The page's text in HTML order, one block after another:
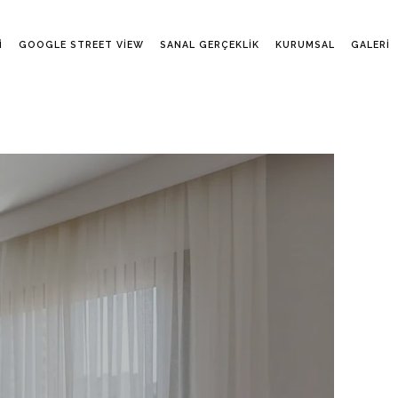
GOOGLE STREET VIEW SANAL GERÇEKLIK KURUMSAL GALERI